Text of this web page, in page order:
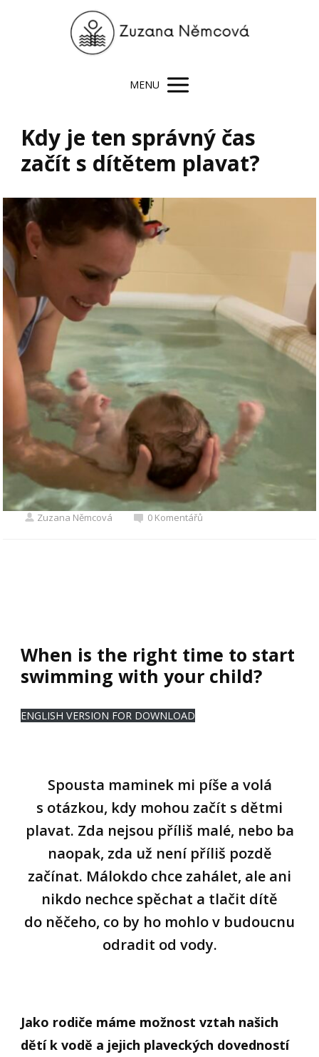
MENU
Kdy je ten správný čas
začít s dítětem plavat?
Zuzana Němcová 0 Komentářů
When is the right time to start
swimming with your child?
ENGLISH VERSION FOR DOWNLOAD
Spousta maminek mi píše a volá
s otázkou, kdy mohou začít s dětmi
plavat. Zda nejsou příliš malé, nebo ba
naopak, zda už není příliš pozdě
začínat. Málokdo chce zahálet, ale ani
nikdo nechce spěchat a tlačit dítě
do něčeho, co by ho mohlo v budoucnu
odradit od vody.
Jako rodiče máme možnost vztah našich
dětí k vodě a jejich plaveckých dovedností